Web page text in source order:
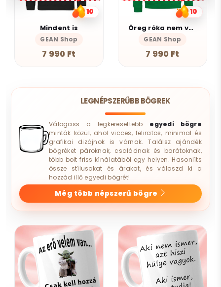
10
Mindent is
GEAN Shop
7 990 Ft
10
Öreg róka nem vén róka
GEAN Shop
7 990 Ft
LEGNÉPSZERŰBB BÖGREK
Válogass a legkeresettebb egyedi bögre
minták közül, ahol vicces, feliratos, minimal és
grafikai dizájnok is várnak. Találsz ajándék
bögréket pároknak, családnak és barátoknak,
több bolt friss kínálatából egy helyen. Hasonlíts
össze stílusokat és árakat, és válaszd ki a
hozzád illő egyedi bögrét!
Még több népszerű bögre